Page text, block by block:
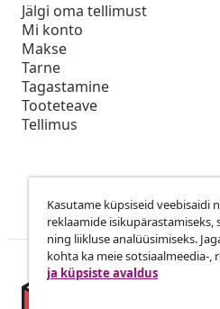
Jälgi oma tellimust
Mi konto
Makse
Tarne
Tagastamine
Tooteteave
Tellimus
Kasutame küpsiseid veebisaidi
reklaamide
ning liikluse analüüsimiseks.
kohta ka meie sotsiaalmeedia-,
ja küpsiste avaldus